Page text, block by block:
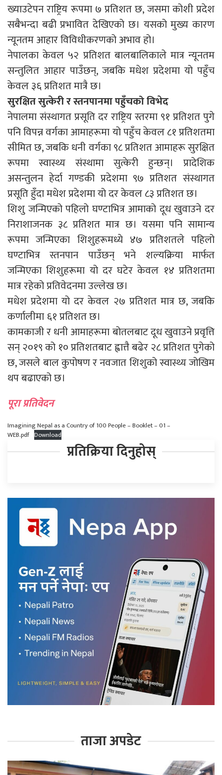
ख्याउटेपन राष्ट्रिय रूपमा ७ प्रतिशत छ, जसमा कोशी प्रदेश
सबैभन्दा बढी प्रभावित देखिएको छ। यसको मुख्य कारण
न्यूनतम आहार विविधीकरणको अभाव हो।
नेपालका केवल ५२ प्रतिशत बालबालिकाले मात्र न्यूनतम
सन्तुलित आहार पाउँछन्, जबकि मधेश प्रदेशमा यो पहुँच
केवल ३६ प्रतिशत मात्रै छ।
सुरक्षित सुत्केरी र स्तनपानमा पहुँचको विभेद
नेपालमा संस्थागत प्रसूति दर राष्ट्रिय स्तरमा ९१ प्रतिशत पुगे
पनि विपन्न वर्गका आमाहरूमा यो पहुँच केवल ८१ प्रतिशतमा
सीमित छ, जबकि धनी वर्गका ९८ प्रतिशत आमाहरू सुरक्षित
रूपमा स्वास्थ्य संस्थामा सुत्केरी हुन्छन्। प्रादेशिक
असन्तुलन हेर्दा गण्डकी प्रदेशमा ९७ प्रतिशत संस्थागत
प्रसूति हुँदा मधेश प्रदेशमा यो दर केवल ८३ प्रतिशत छ।
शिशु जन्मिएको पहिलो घण्टाभित्र आमाको दूध खुवाउने दर
निराशाजनक ३८ प्रतिशत मात्र छ। यसमा पनि सामान्य
रूपमा जन्मिएका शिशुहरूमध्ये ४७ प्रतिशतले पहिलो
घण्टाभित्र स्तनपान पाउँछन् भने शल्यक्रिया मार्फत
जन्मिएका शिशुहरूमा यो दर घटेर केवल १४ प्रतिशतमा
मात्र रहेको प्रतिवेदनमा उल्लेख छ।
मधेश प्रदेशमा यो दर केवल २७ प्रतिशत मात्र छ, जबकि
कर्णालीमा ६१ प्रतिशत छ।
कामकाजी र धनी आमाहरूमा बोतलबाट दूध खुवाउने प्रवृत्ति
सन् २०१९ को १० प्रतिशतबाट ह्वात्तै बढेर २८ प्रतिशत पुगेको
छ, जसले बाल कुपोषण र नवजात शिशुको स्वास्थ्य जोखिम
थप बढाएको छ।
पूरा प्रतिवेदन
Imagining Nepal as a Country of 100 People – Booklet – 01 –
WEB.pdf Download
प्रतिक्रिया दिनुहोस्
ताजा अपडेट